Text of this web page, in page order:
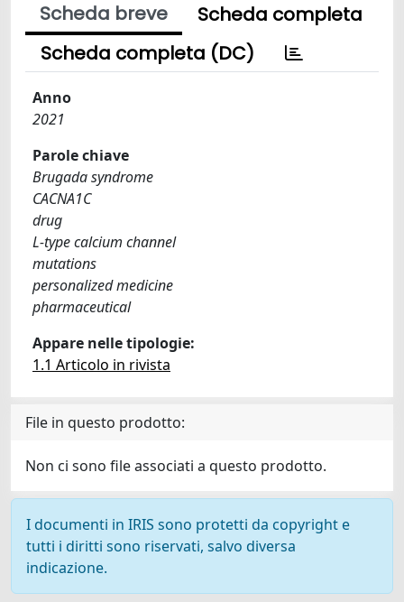
Scheda breve
Scheda completa
Scheda completa (DC)
Anno
2021
Parole chiave
Brugada syndrome
CACNA1C
drug
L-type calcium channel
mutations
personalized medicine
pharmaceutical
Appare nelle tipologie:
1.1 Articolo in rivista
File in questo prodotto:
Non ci sono file associati a questo prodotto.
I documenti in IRIS sono protetti da copyright e
tutti i diritti sono riservati, salvo diversa
indicazione.